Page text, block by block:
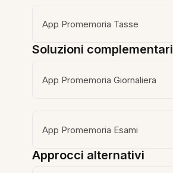
App Promemoria Tasse
Soluzioni complementari
App Promemoria Giornaliera
App Promemoria Esami
Approcci alternativi